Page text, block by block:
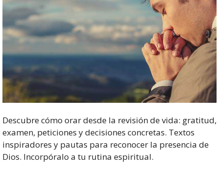
Descubre cómo orar desde la revisión de vida: gratitud,
examen, peticiones y decisiones concretas. Textos
inspiradores y pautas para reconocer la presencia de
Dios. Incorpóralo a tu rutina espiritual.